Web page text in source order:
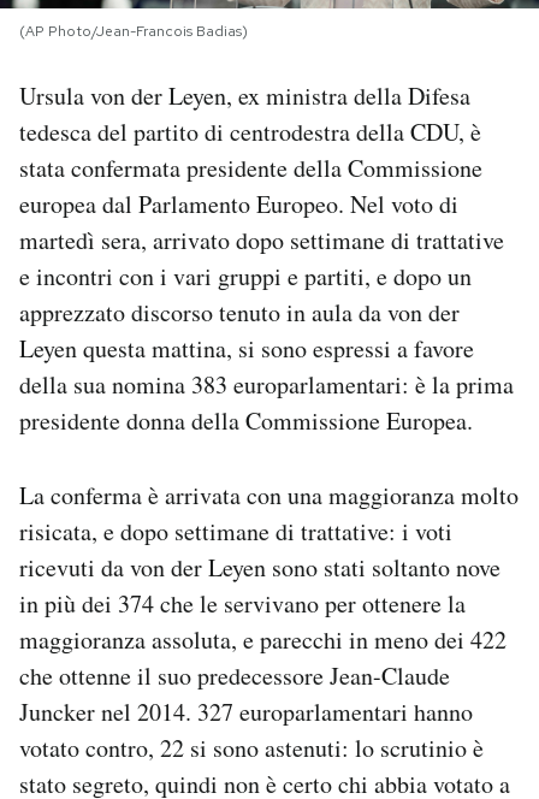
AREA PERSONALE
Area Personale
Newsletter
Notifiche mobile
Regala il Post
Esci
(AP Photo/Jean-Francois Badias)
Ursula von der Leyen, ex ministra della Difesa
tedesca del partito di centrodestra della CDU, è
stata confermata presidente della Commissione
europea dal Parlamento Europeo. Nel voto di
martedì sera, arrivato dopo settimane di trattative
e incontri con i vari gruppi e partiti, e dopo un
apprezzato discorso tenuto in aula da von der
Leyen questa mattina, si sono espressi a favore
della sua nomina 383 europarlamentari: è la prima
presidente donna della Commissione Europea.
La conferma è arrivata con una maggioranza molto
risicata, e dopo settimane di trattative: i voti
ricevuti da von der Leyen sono stati soltanto nove
in più dei 374 che le servivano per ottenere la
maggioranza assoluta, e parecchi in meno dei 422
che ottenne il suo predecessore Jean-Claude
Juncker nel 2014. 327 europarlamentari hanno
votato contro, 22 si sono astenuti: lo scrutinio è
stato segreto, quindi non è certo chi abbia votato a